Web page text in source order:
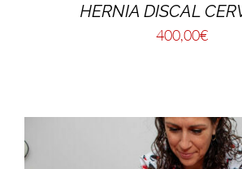
HERNIA DISCAL
400,00€